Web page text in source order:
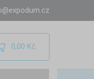
0,00 Kč